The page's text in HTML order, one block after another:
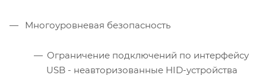
Многоуровневая безопасность
Ограничение подключений по интерфейсу
USB - неавторизованные HID-устройства